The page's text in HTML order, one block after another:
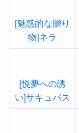
[魅惑的な贈り
物]ネラ
[悦夢への誘
い]サキュバス